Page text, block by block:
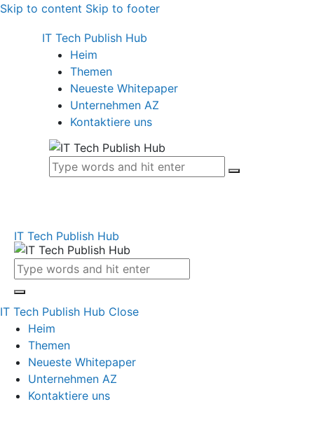
Skip to content Skip to footer
IT Tech Publish Hub
Heim
Themen
Neueste Whitepaper
Unternehmen AZ
Kontaktiere uns
IT Tech Publish Hub
IT Tech Publish Hub Close
Heim
Themen
Neueste Whitepaper
Unternehmen AZ
Kontaktiere uns